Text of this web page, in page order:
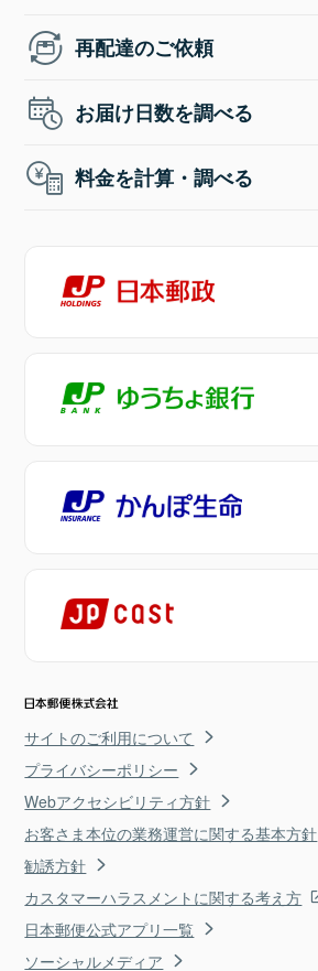
再配達のご依頼
お届け日数を調べる
料金を計算・調べる
サイトのご利用について
プライバシーポリシー
Webアクセシビリティ方針
お客さま本位の業務運営に関する基本方針
勧誘方針
カスタマーハラスメントに関する考え方
日本郵便公式アプリ一覧
ソーシャルメディア